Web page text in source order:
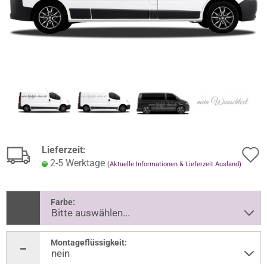
Lieferzeit:
2-5 Werktage (Aktuelle Informationen & Lieferzeit Ausland)
Farbe:
Montageflüssigkeit: